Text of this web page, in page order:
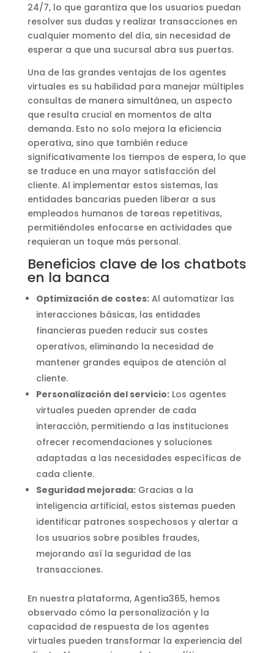
24/7, lo que garantiza que los usuarios puedan
resolver sus dudas y realizar transacciones en
cualquier momento del día, sin necesidad de
esperar a que una sucursal abra sus puertas.
Una de las grandes ventajas de los agentes
virtuales es su habilidad para manejar múltiples
consultas de manera simultánea, un aspecto
que resulta crucial en momentos de alta
demanda. Esto no solo mejora la eficiencia
operativa, sino que también reduce
significativamente los tiempos de espera, lo que
se traduce en una mayor satisfacción del
cliente. Al implementar estos sistemas, las
entidades bancarias pueden liberar a sus
empleados humanos de tareas repetitivas,
permitiéndoles enfocarse en actividades que
requieran un toque más personal.
Beneficios clave de los chatbots
en la banca
Optimización de costes:Al automatizar las
interacciones básicas, las entidades
financieras pueden reducir sus costes
operativos, eliminando la necesidad de
mantener grandes equipos de atención al
cliente.
Personalización del servicio:Los agentes
virtuales pueden aprender de cada
interacción, permitiendo a las instituciones
ofrecer recomendaciones y soluciones
adaptadas a las necesidades específicas de
cada cliente.
Seguridad mejorada:Gracias a la
inteligencia artificial, estos sistemas pueden
identificar patrones sospechosos y alertar a
los usuarios sobre posibles fraudes,
mejorando así la seguridad de las
transacciones.
En nuestra plataforma, Agentia365, hemos
observado cómo la personalización y la
capacidad de respuesta de los agentes
virtuales pueden transformar la experiencia del